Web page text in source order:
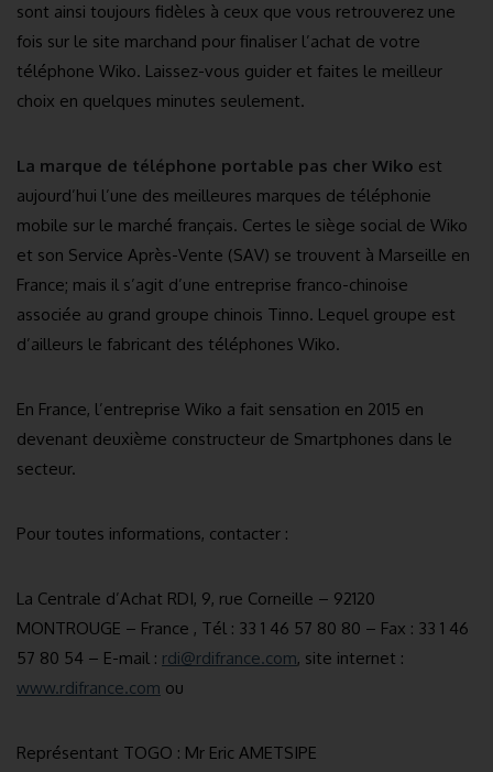
sont ainsi toujours fidèles à ceux que vous retrouverez une
fois sur le site marchand pour finaliser l’achat de votre
téléphone Wiko. Laissez-vous guider et faites le meilleur
choix en quelques minutes seulement.
La marque de téléphone portable pas cher Wiko est
aujourd’hui l’une des meilleures marques de téléphonie
mobile sur le marché français. Certes le siège social de Wiko
et son Service Après-Vente (SAV) se trouvent à Marseille en
France; mais il s’agit d’une entreprise franco-chinoise
associée au grand groupe chinois Tinno. Lequel groupe est
d’ailleurs le fabricant des téléphones Wiko.
En France, l’entreprise Wiko a fait sensation en 2015 en
devenant deuxième constructeur de Smartphones dans le
secteur.
Pour toutes informations, contacter :
La Centrale d’Achat RDI, 9, rue Corneille – 92120
MONTROUGE – France , Tél : 33 1 46 57 80 80 – Fax : 33 1 46
57 80 54 – E-mail : rdi@rdifrance.com, site internet :
www.rdifrance.com ou
Représentant TOGO : Mr Eric AMETSIPE